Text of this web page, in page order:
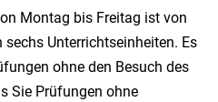
Montag bis Freitag ist von
Unterrichtseinheiten. Es
ohne den Besuch des
Sie Prüfungen ohne